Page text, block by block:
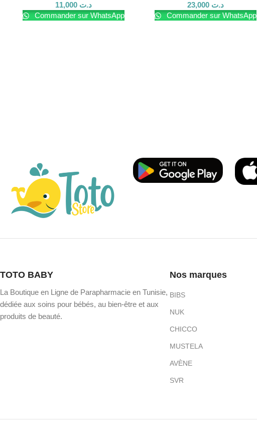
د.ت 11,000
Commander sur WhatsApp
د.ت 23,000
Commander sur WhatsApp
TOTO BABY
La Boutique en Ligne de Parapharmacie en Tunisie,
dédiée aux soins pour bébés, au bien-être et aux
produits de beauté.
Nos marques
BIBS
NUK
CHICCO
MUSTELA
AVÈNE
SVR